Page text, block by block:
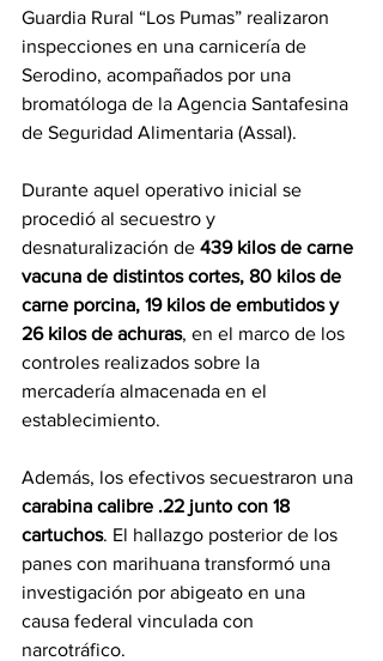
Guardia Rural “Los Pumas” realizaron
inspecciones en una carnicería de
Serodino, acompañados por una
bromatóloga de la Agencia Santafesina
de Seguridad Alimentaria (Assal).
Durante aquel operativo inicial se
procedió al secuestro y
desnaturalización de 439 kilos de carne
vacuna de distintos cortes, 80 kilos de
carne porcina, 19 kilos de embutidos y
26 kilos de achuras, en el marco de los
controles realizados sobre la
mercadería almacenada en el
establecimiento.
Además, los efectivos secuestraron una
carabina calibre .22 junto con 18
cartuchos. El hallazgo posterior de los
panes con marihuana transformó una
investigación por abigeato en una
causa federal vinculada con
narcotráfico.